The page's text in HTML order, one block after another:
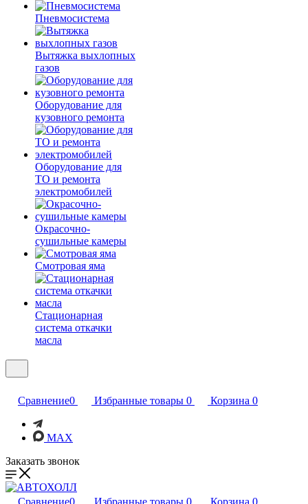
Пневмосистема
Вытяжка выхлопных
газов
Оборудование для
кузовного ремонта
Оборудование для
ТО и ремонта
электромобилей
Окрасочно-
сушильные камеры
Смотровая яма
Стационарная
система откачки
масла
Сравнение0 Избранные товары 0 Корзина 0
MAX
Заказать звонок
Сравнение0 Избранные товары 0 Корзина 0